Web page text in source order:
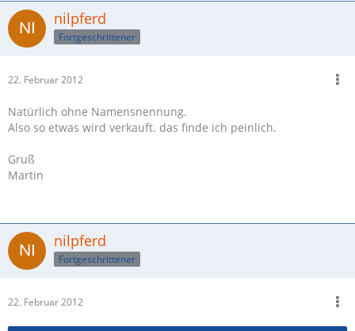
nilpferd
Fortgeschrittener
22. Februar 2012
Natürlich ohne Namensnennung.
Also so etwas wird verkauft. das finde ich peinlich.
Gruß
Martin
nilpferd
Fortgeschrittener
22. Februar 2012